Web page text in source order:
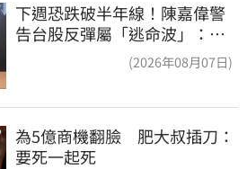
下週恐跌破半年線！陳嘉偉警
告台股反彈屬「逃命波」：空
(2026年08月07日)
為5億商機翻臉　肥大叔插刀：
要死一起死